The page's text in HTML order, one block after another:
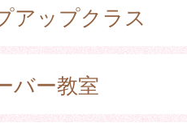
アップクラス
バー教室